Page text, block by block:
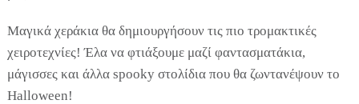
Μαγικά χεράκια θα δημιουργήσουν τις πιο τρομακτικές
χειροτεχνίες! Έλα να φτιάξουμε μαζί φαντασματάκια,
μάγισσες και άλλα spooky στολίδια που θα ζωντανέψουν το
Halloween!